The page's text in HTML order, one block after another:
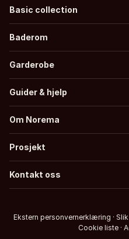
Basic collection
Baderom
Garderobe
Guider & hjelp
Om Norema
Prosjekt
Kontakt oss
Ekstern personvernerklæring ·
Cookie liste ·